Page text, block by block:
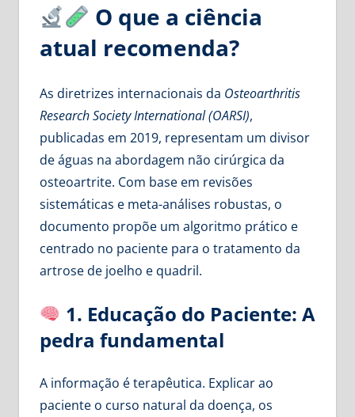
O que a ciência
atual recomenda?
As diretrizes internacionais da Osteoarthritis
Research Society International (OARSI),
publicadas em 2019, representam um divisor
de águas na abordagem não cirúrgica da
osteoartrite. Com base em revisões
sistemáticas e meta-análises robustas, o
documento propõe um algoritmo prático e
centrado no paciente para o tratamento da
artrose de joelho e quadril.
1. Educação do Paciente: A
pedra fundamental
A informação é terapêutica. Explicar ao
paciente o curso natural da doença, os